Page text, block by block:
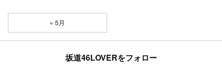
« 5月
坂道46LOVERをフォロー